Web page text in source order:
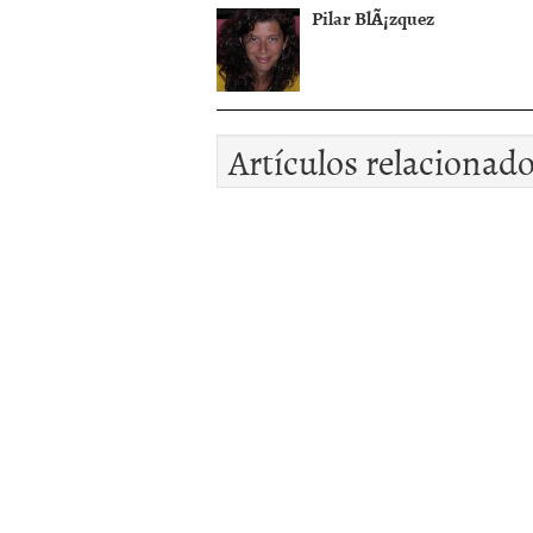
Pilar BlÃ¡zquez
Artículos